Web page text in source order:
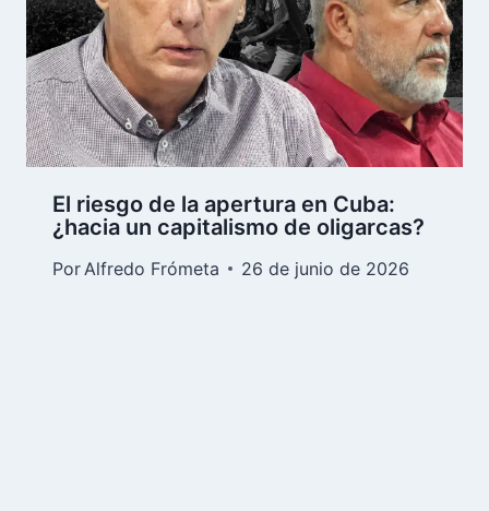
El riesgo de la apertura en Cuba:
¿hacia un capitalismo de oligarcas?
Por Alfredo Frómeta 26 de junio de 2026